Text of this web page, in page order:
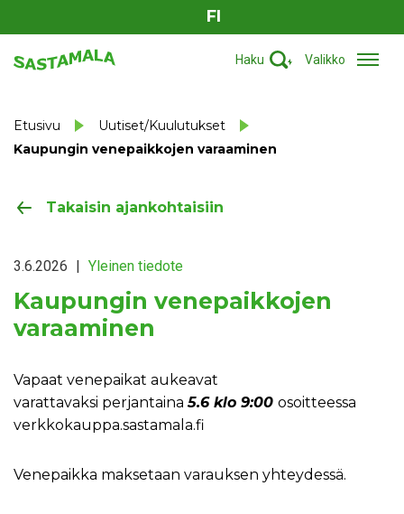
FI
Haku Valikko
Etusivu
Uutiset/Kuulutukset
Kaupungin venepaikkojen varaaminen
Takaisin ajankohtaisiin
3.6.2026 | Yleinen tiedote
Kaupungin venepaikkojen
varaaminen
Vapaat venepaikat aukeavat
varattavaksi perjantaina5.6 klo 9:00 osoitteessa
verkkokauppa.sastamala.fi
Venepaikka maksetaan varauksen yhteydessä.